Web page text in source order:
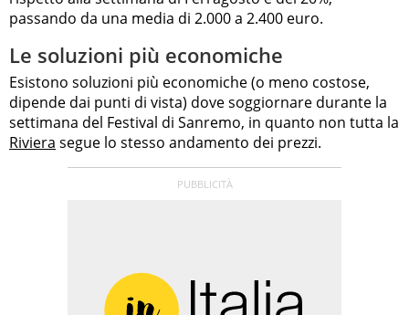
passando da una media di 2.000 a 2.400 euro.
Le soluzioni più economiche
Esistono soluzioni più economiche (o meno costose,
dipende dai punti di vista) dove soggiornare durante la
settimana del Festival di Sanremo, in quanto non tutta la
Riviera segue lo stesso andamento dei prezzi.